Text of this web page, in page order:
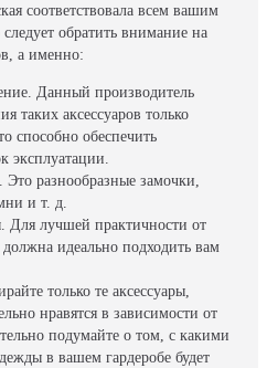
соответствовала всем вашим
обратить внимание на
а именно:
Данный производитель
таких аксессуаров только
способно обеспечить
эксплуатации.
разнообразные замочки,
и т. д.
Для лучшей практичности от
идеально подходить вам
только те аксессуары,
нравятся в зависимости от
подумайте о том, с какими
в вашем гардеробе будет